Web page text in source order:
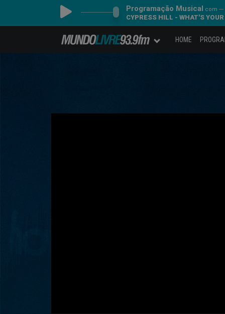
Programação Musical com ---
CYPRESS HILL - WHAT'S
HOME